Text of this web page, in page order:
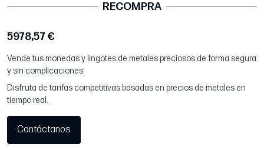
RECOMPRA
5978,57 €
Vende tus monedas y lingotes de metales preciosos de forma segura
y sin complicaciones.
Disfruta de tarifas competitivas basadas en precios de metales en
tiempo real.
Contáctanos